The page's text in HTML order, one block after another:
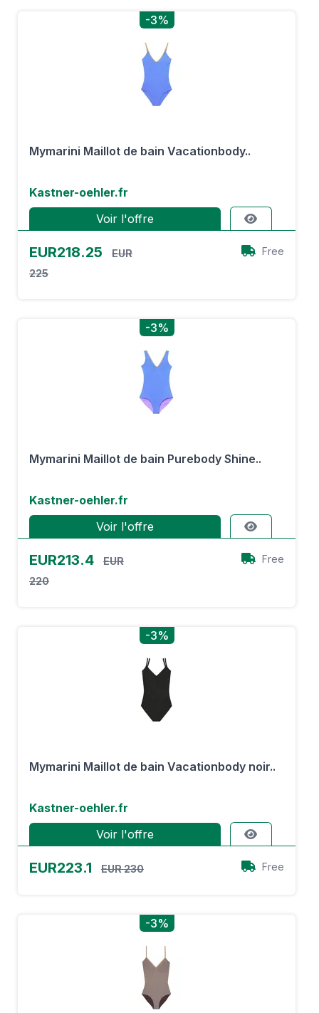
-3%
Mymarini Maillot de bain Vacationbody..
Kastner-oehler.fr
Voir l'offre
EUR218.25
EUR
225
Free
-3%
Mymarini Maillot de bain Purebody Shine..
Kastner-oehler.fr
Voir l'offre
EUR213.4
EUR
220
Free
-3%
Mymarini Maillot de bain Vacationbody noir..
Kastner-oehler.fr
Voir l'offre
EUR223.1 EUR 230 Free
-3%